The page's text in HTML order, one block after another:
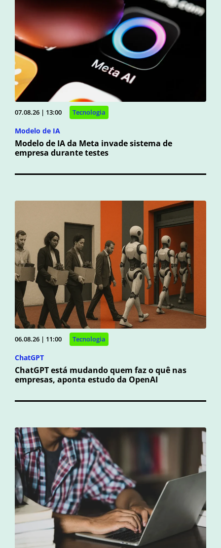
07.08.26 | 13:00 Tecnologia
Modelo de IA
Modelo de IA da Meta invade sistema de
empresa durante testes
06.08.26 | 11:00 Tecnologia
ChatGPT
ChatGPT está mudando quem faz o quê nas
empresas, aponta estudo da OpenAI